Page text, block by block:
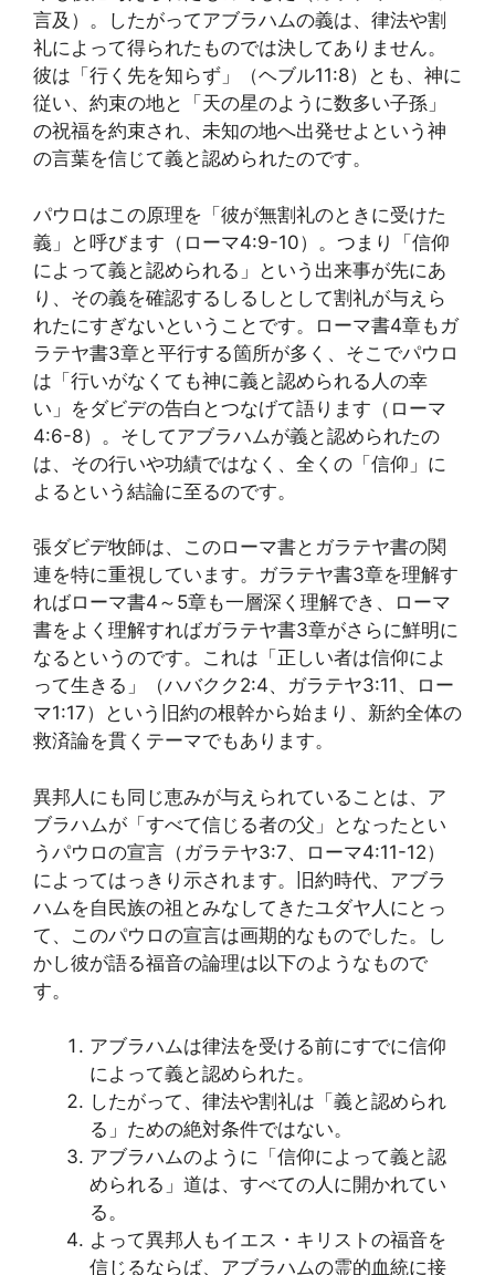
言及）。したがってアブラハムの義は、律法や割
礼によって得られたものでは決してありません。
彼は「行く先を知らず」（ヘブル11:8）とも、神に
従い、約束の地と「天の星のように数多い子孫」
の祝福を約束され、未知の地へ出発せよという神
の言葉を信じて義と認められたのです。
パウロはこの原理を「彼が無割礼のときに受けた
義」と呼びます（ローマ4:9-10）。つまり「信仰
によって義と認められる」という出来事が先にあ
り、その義を確認するしるしとして割礼が与えら
れたにすぎないということです。ローマ書4章もガ
ラテヤ書3章と平行する箇所が多く、そこでパウロ
は「行いがなくても神に義と認められる人の幸
い」をダビデの告白とつなげて語ります（ローマ
4:6-8）。そしてアブラハムが義と認められたの
は、その行いや功績ではなく、全くの「信仰」に
よるという結論に至るのです。
張ダビデ牧師は、このローマ書とガラテヤ書の関
連を特に重視しています。ガラテヤ書3章を理解す
ればローマ書4～5章も一層深く理解でき、ローマ
書をよく理解すればガラテヤ書3章がさらに鮮明に
なるというのです。これは「正しい者は信仰によ
って生きる」（ハバクク2:4、ガラテヤ3:11、ロー
マ1:17）という旧約の根幹から始まり、新約全体の
救済論を貫くテーマでもあります。
異邦人にも同じ恵みが与えられていることは、ア
ブラハムが「すべて信じる者の父」となったとい
うパウロの宣言（ガラテヤ3:7、ローマ4:11-12）
によってはっきり示されます。旧約時代、アブラ
ハムを自民族の祖とみなしてきたユダヤ人にとっ
て、このパウロの宣言は画期的なものでした。し
かし彼が語る福音の論理は以下のようなもので
す。
アブラハムは律法を受ける前にすでに信仰
によって義と認められた。
したがって、律法や割礼は「義と認められ
る」ための絶対条件ではない。
アブラハムのように「信仰によって義と認
められる」道は、すべての人に開かれてい
る。
よって異邦人もイエス・キリストの福音を
信じるならば、アブラハムの霊的血統に接